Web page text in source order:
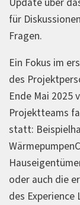
für
Fragen.
Ein Fokus im
des
Ende Mai 2025
Projektteams
statt:
oder auch die
des Experience